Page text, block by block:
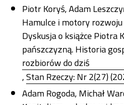
Piotr Koryś, Adam
Hamulce i motory
Dyskusja o książce Piotra
pańszczyzną. Historia
rozbiorów do dziś
,Stan Rzeczy: Nr 2(27)
Adam Rogoda, Michał